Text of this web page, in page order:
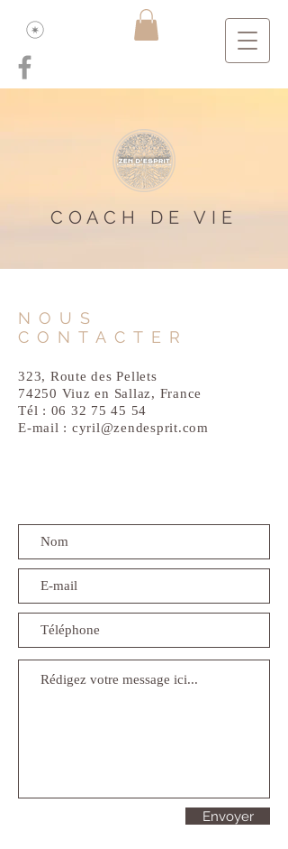
COACH DE VIE
NOUS
CONTACTER
323, Route des Pellets
74250 Viuz en Sallaz, France
Tél : 06 32 75 45 54
E-mail : cyril@zendesprit.com
Envoyer